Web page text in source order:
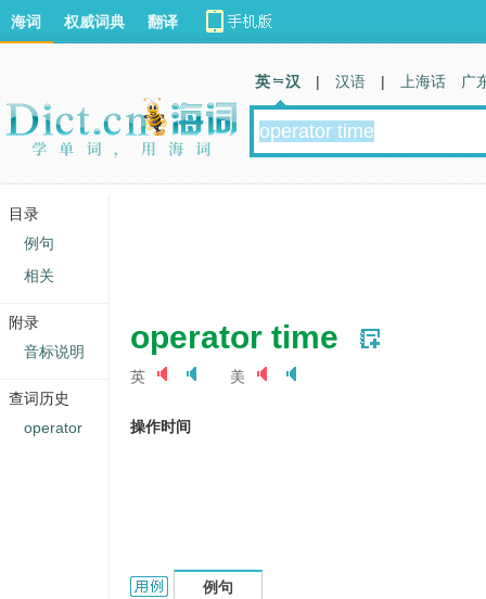
operator time
英 美
操作时间
operator time的用法和样例：
例句
海词 权威词典 翻译
英 汉 | 汉语 | 上海话 广
目录
例句
相关
附录
音标说明
查词历史
operator